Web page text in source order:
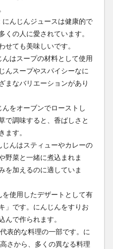
にんじんジュースは健康的で
くの人に愛されています。
せても美味しいです。
はスープの材料として使用
んスープやスパイシーなに
まなバリエーションがあり
をオーブンでローストし
で調味すると、香ばしさと
ます。
んはスティューやカレーの
野菜と一緒に煮込まれま
を加えるのに適していま
使用したデザートとして有
」です。にんじんをすりお
んで作られます。
表的な料理の一部です。に
さから、多くの異なる料理